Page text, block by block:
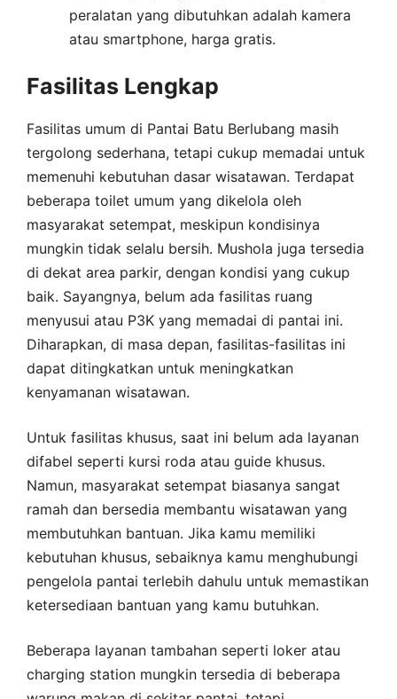
peralatan yang dibutuhkan adalah kamera
atau smartphone, harga gratis.
Fasilitas Lengkap
Fasilitas umum di Pantai Batu Berlubang masih
tergolong sederhana, tetapi cukup memadai untuk
memenuhi kebutuhan dasar wisatawan. Terdapat
beberapa toilet umum yang dikelola oleh
masyarakat setempat, meskipun kondisinya
mungkin tidak selalu bersih. Mushola juga tersedia
di dekat area parkir, dengan kondisi yang cukup
baik. Sayangnya, belum ada fasilitas ruang
menyusui atau P3K yang memadai di pantai ini.
Diharapkan, di masa depan, fasilitas-fasilitas ini
dapat ditingkatkan untuk meningkatkan
kenyamanan wisatawan.
Untuk fasilitas khusus, saat ini belum ada layanan
difabel seperti kursi roda atau guide khusus.
Namun, masyarakat setempat biasanya sangat
ramah dan bersedia membantu wisatawan yang
membutuhkan bantuan. Jika kamu memiliki
kebutuhan khusus, sebaiknya kamu menghubungi
pengelola pantai terlebih dahulu untuk memastikan
ketersediaan bantuan yang kamu butuhkan.
Beberapa layanan tambahan seperti loker atau
charging station mungkin tersedia di beberapa